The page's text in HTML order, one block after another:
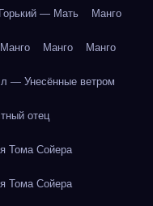
— Мать Манго
Манго Манго Манго
— Унесённые ветром
отец
Тома Сойера
Тома Сойера